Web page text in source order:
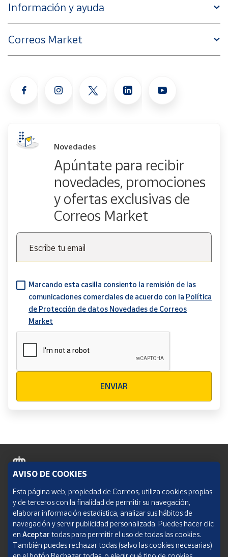
Información y ayuda
Correos Market
Novedades
Apúntate para recibir
novedades, promociones
y ofertas exclusivas de
Correos Market
Escribe tu email
Marcando esta casilla consiento la remisión de las
comunicaciones comerciales de acuerdo con la Política
de Protección de datos Novedades de Correos
Market
ENVIAR
Política de cookies
Aviso legal
Condiciones del servicio
Política de Privacidad Web
AVISO DE COOKIES
Esta página web, propiedad de Correos, utiliza cookies propias
y de terceros con la finalidad de permitir su navegación,
elaborar información estadística, analizar sus hábitos de
navegación y servir publicidad personalizada. Puedes hacer clic
en Aceptar todas para permitir el uso de todas las cookies.
También puedes rechazar todas (salvo las cookies necesarias)